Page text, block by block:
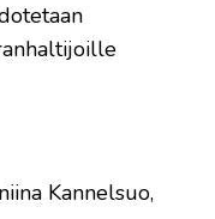
Kannelsuo,